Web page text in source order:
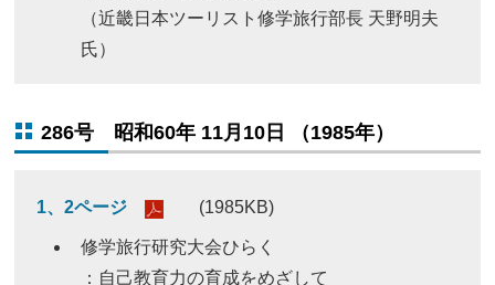
（近畿日本ツーリスト修学旅行部長 天野明夫
氏）
286号 昭和60年 11月10日 （1985年）
1、2ページ (1985KB)
修学旅行研究大会ひらく
：自己教育力の育成をめざして